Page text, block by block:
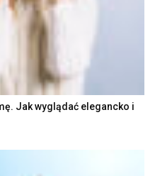
Jak wyglądać elegancko i